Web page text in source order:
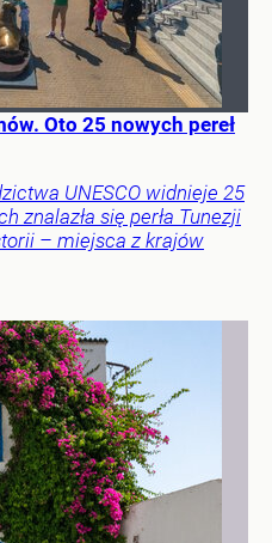
Oto 25 nowych pereł
UNESCO widnieje 25
znalazła się perła Tunezji
– miejsca z krajów